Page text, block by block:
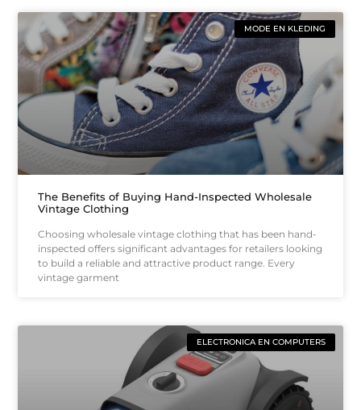
MODE EN KLEDING
The Benefits of Buying Hand-Inspected Wholesale
Vintage Clothing
Choosing wholesale vintage clothing that has been hand-
inspected offers significant advantages for retailers looking
to build a reliable and attractive product range. Every
vintage garment
ELECTRONICA EN COMPUTERS